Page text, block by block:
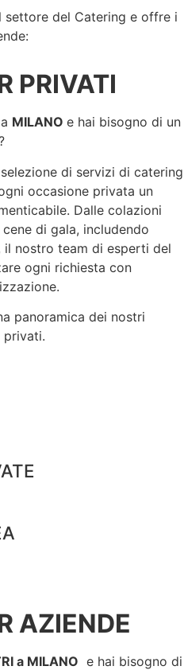
settore del Catering e offre i
PRIVATI
a MILANO e hai bisogno di un
di servizi di catering
occasione privata un
Dalle colazioni
di gala, includendo
nostro team di esperti del
ogni richiesta con
panoramica dei nostri
privati.
AZIENDE
a MILANO e hai bisogno di